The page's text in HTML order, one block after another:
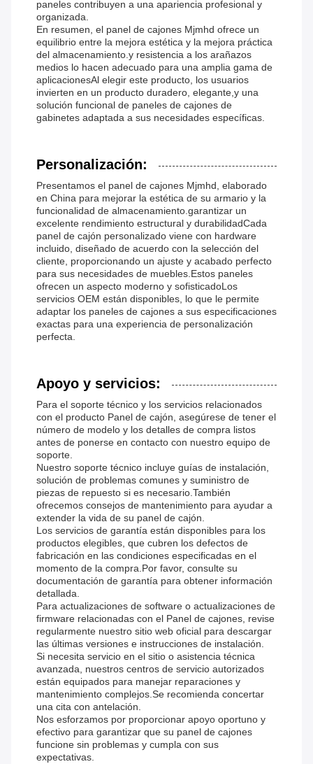
paneles contribuyen a una apariencia profesional y
organizada.
En resumen, el panel de cajones Mjmhd ofrece un
equilibrio entre la mejora estética y la mejora práctica
del almacenamiento.y resistencia a los arañazos
medios lo hacen adecuado para una amplia gama de
aplicacionesAl elegir este producto, los usuarios
invierten en un producto duradero, elegante,y una
solución funcional de paneles de cajones de
gabinetes adaptada a sus necesidades específicas.
Personalización:
Presentamos el panel de cajones Mjmhd, elaborado
en China para mejorar la estética de su armario y la
funcionalidad de almacenamiento.garantizar un
excelente rendimiento estructural y durabilidadCada
panel de cajón personalizado viene con hardware
incluido, diseñado de acuerdo con la selección del
cliente, proporcionando un ajuste y acabado perfecto
para sus necesidades de muebles.Estos paneles
ofrecen un aspecto moderno y sofisticadoLos
servicios OEM están disponibles, lo que le permite
adaptar los paneles de cajones a sus especificaciones
exactas para una experiencia de personalización
perfecta.
Apoyo y servicios:
Para el soporte técnico y los servicios relacionados
con el producto Panel de cajón, asegúrese de tener el
número de modelo y los detalles de compra listos
antes de ponerse en contacto con nuestro equipo de
soporte.
Nuestro soporte técnico incluye guías de instalación,
solución de problemas comunes y suministro de
piezas de repuesto si es necesario.También
ofrecemos consejos de mantenimiento para ayudar a
extender la vida de su panel de cajón.
Los servicios de garantía están disponibles para los
productos elegibles, que cubren los defectos de
fabricación en las condiciones especificadas en el
momento de la compra.Por favor, consulte su
documentación de garantía para obtener información
detallada.
Para actualizaciones de software o actualizaciones de
firmware relacionadas con el Panel de cajones, revise
regularmente nuestro sitio web oficial para descargar
las últimas versiones e instrucciones de instalación.
Si necesita servicio en el sitio o asistencia técnica
avanzada, nuestros centros de servicio autorizados
están equipados para manejar reparaciones y
mantenimiento complejos.Se recomienda concertar
una cita con antelación.
Nos esforzamos por proporcionar apoyo oportuno y
efectivo para garantizar que su panel de cajones
funcione sin problemas y cumpla con sus
expectativas.